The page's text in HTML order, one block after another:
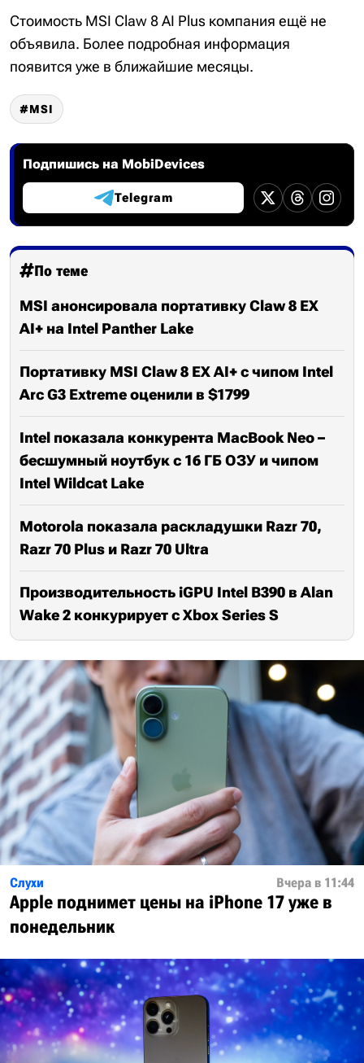
Стоимость MSI Claw 8 AI Plus компания ещё не
объявила. Более подробная информация
появится уже в ближайшие месяцы.
MSI
Подпишись на MobiDevices
Telegram
По теме
MSI анонсировала портативку Claw 8 EX
AI+ на Intel Panther Lake
Портативку MSI Claw 8 EX AI+ с чипом Intel
Arc G3 Extreme оценили в $1799
Intel показала конкурента MacBook Neo –
бесшумный ноутбук с 16 ГБ ОЗУ и чипом
Intel Wildcat Lake
Motorola показала раскладушки Razr 70,
Razr 70 Plus и Razr 70 Ultra
Производительность iGPU Intel B390 в Alan
Wake 2 конкурирует с Xbox Series S
Слухи Вчера в 11:44
Apple поднимет цены на iPhone 17 уже в
понедельник